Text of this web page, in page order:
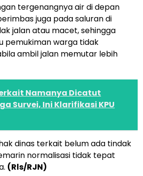
tergenangnya air di depan
juga pada saluran di
jalan atau macet, sehingga
pemukiman warga tidak
ambil jalan memutar lebih
Namanya Dicatut
Survei, Ini Klarifikasi KPU
dinas terkait belum ada tindak
normalisasi tidak tepat
(Rls/RJN)